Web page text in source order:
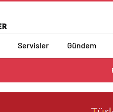
Servisler Gündem